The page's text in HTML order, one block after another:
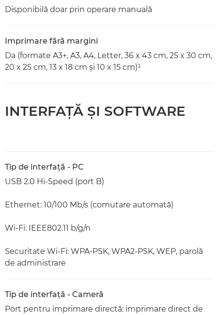
Disponibilă doar prin operare manuală
Imprimare fără margini
Da (formate A3+, A3, A4, Letter, 36 x 43 cm, 25 x 30 cm,
20 x 25 cm, 13 x 18 cm şi 10 x 15 cm)¹
INTERFAŢĂ ŞI SOFTWARE
Tip de interfaţă - PC
USB 2.0 Hi-Speed (port B)
Ethernet: 10/100 Mb/s (comutare automată)
Wi-Fi: IEEE802.11 b/g/n
Securitate Wi-Fi: WPA-PSK, WPA2-PSK, WEP, parolă
de administrare
Tip de interfaţă - Cameră
Port pentru imprimare directă: imprimare direct de